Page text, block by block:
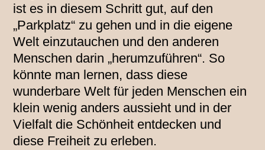
ist es in diesem Schritt gut, auf den
„Parkplatz“ zu gehen und in die eigene
Welt einzutauchen und den anderen
Menschen darin „herumzuführen“. So
könnte man lernen, dass diese
wunderbare Welt für jeden Menschen ein
klein wenig anders aussieht und in der
Vielfalt die Schönheit entdecken und
diese Freiheit zu erleben.